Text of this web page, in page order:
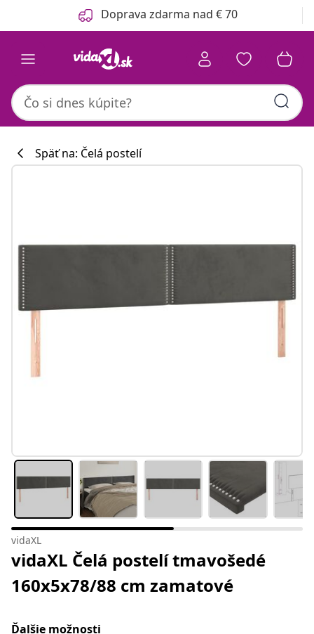
Predchádzajúce Doprava zdarma nad € 70
Späť na: Čelá postelí
vidaXL
vidaXL Čelá postelí tmavošedé
160x5x78/88 cm zamatové
Ďalšie možnosti